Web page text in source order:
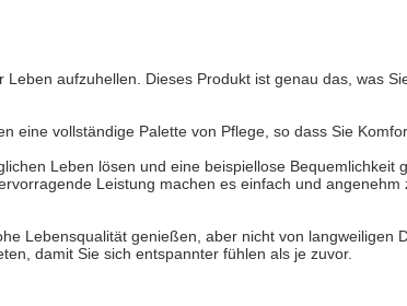
aufzuhellen. Dieses Produkt ist genau das, was
eine vollständige Palette von Pflege, so dass Sie
Leben lösen und eine beispiellose
Leistung machen es einfach und
Lebensqualität genießen, aber nicht von langweiligen
damit Sie sich entspannter fühlen als je zuvor.